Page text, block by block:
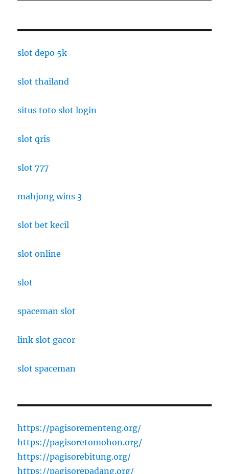
slot depo 5k
slot thailand
situs toto slot login
slot qris
slot 777
mahjong wins 3
slot bet kecil
slot online
slot
spaceman slot
link slot gacor
slot spaceman
https://pagisorementeng.org/
https://pagisoretomohon.org/
https://pagisorebitung.org/
https://pagisorepadang.org/